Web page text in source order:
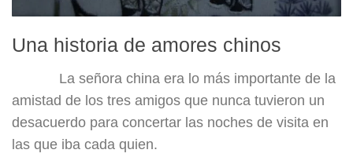
Una historia de amores chinos
La señora china era lo más importante de la
amistad de los tres amigos que nunca tuvieron un
desacuerdo para concertar las noches de visita en
las que iba cada quien.